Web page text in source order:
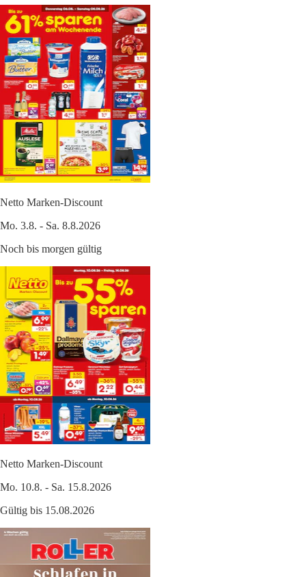
Netto Marken-Discount
Mo. 3.8. - Sa. 8.8.2026
Noch bis morgen gültig
Netto Marken-Discount
Mo. 10.8. - Sa. 15.8.2026
Gültig bis 15.08.2026